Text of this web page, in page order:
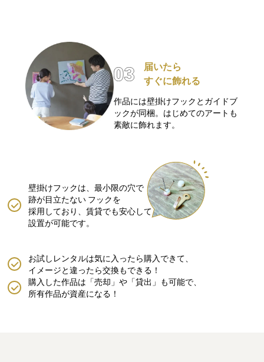
届いたら
すぐに飾れる
作品には壁掛けフックとガイドブ
ックが同梱。はじめてのアートも
素敵に飾れます。
壁掛けフックは、最小限の穴で
跡が目立たない フックを
採用しており、賃貸でも安心して
設置が可能です。
購入した作品は「売却」や「貸出」も可能で、
所有作品が資産になる！
お試しレンタルは気に入ったら購入できて、
イメージと違ったら交換もできる！